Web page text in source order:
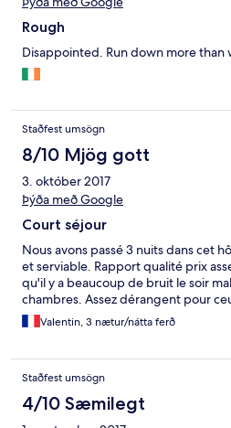
Rough
Disappointed. Run down more than
Staðfest umsögn
8/10 Mjög gott
3. október 2017
Þýða með Google
Court séjour
Nous avons passé 3 nuits dans cet
et serviable. Rapport qualité prix
qu'il y a beaucoup de bruit le soir
chambres. Assez dérangent pour
Valentin, 3 nætur/nátta ferð
Staðfest umsögn
4/10 Sæmilegt